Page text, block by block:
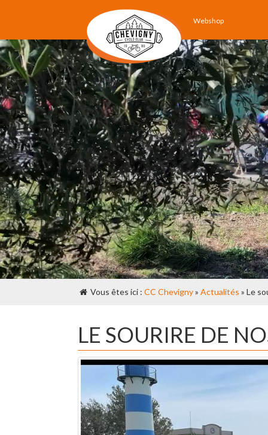
Webshop
Vous êtes ici : CC Chevigny» Actualités » Le
LE SOURIRE DE